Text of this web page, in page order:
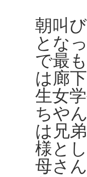
朝叫
とな
で最
は廊
生女
ちや
は兄
様と
母さ